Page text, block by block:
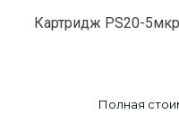
Картридж PS20-
Полная